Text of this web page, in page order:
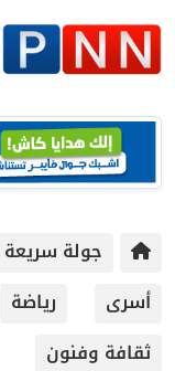
جولة سريعة
أسرى
رياضة
ثقافة وفنون